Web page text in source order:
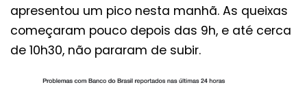
apresentou um pico nesta manhã. As queixas
começaram pouco depois das 9h, e até cerca
de 10h30, não pararam de subir.